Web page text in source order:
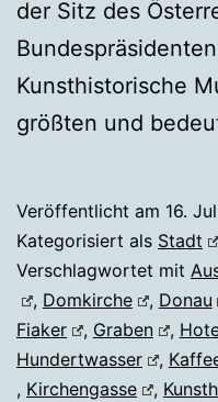
der Sitz des
Kunsthistorische
größten und
Veröffentlicht am 16.
Kategorisiert als Stadt
Verschlagwortet mit
, Domkirche , Donau
Fiaker
, Graben ,
Hundertwasser
,
, Kirchengasse ,